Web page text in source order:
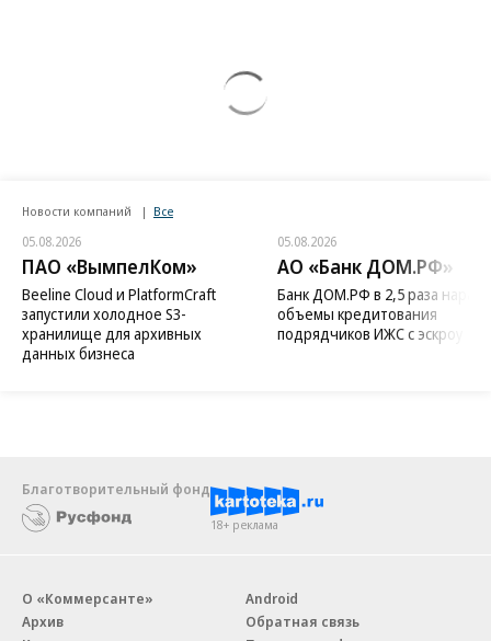
Новости компаний Все
05.08.2026
ПАО «ВымпелКом»
Beeline Cloud и PlatformCraft
запустили холодное S3-
хранилище для архивных
данных бизнеса
05.08.2026
АО «Банк ДОМ.РФ»
Банк ДОМ.РФ в 2,5 раза
объемы кредитования
подрядчиков ИЖС с эскроу
Благотворительный фонд
18+ реклама
О «Коммерсанте»
Архив
Android
Обратная связь